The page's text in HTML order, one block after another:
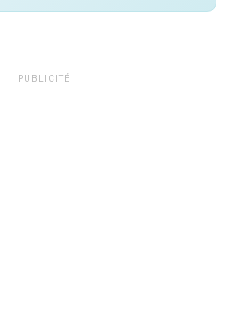
PUBLICITÉ